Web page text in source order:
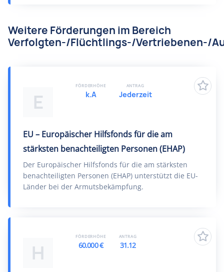
Weitere Förderungen im Bereich
Verfolgten-/Flüchtlings-/Vertriebenen-/
E
EU – Europäischer Hilfsfonds für die am
stärksten benachteiligten Personen (EHAP)
Der Europäischer Hilfsfonds für die am stärksten
benachteiligten Personen (EHAP) unterstützt die EU-
Länder bei der Armutsbekämpfung.
FÖRDERHÖHE
k.A
ANTRAG
Jederzeit
H
FÖRDERHÖHE
60.000 €
ANTRAG
31.12